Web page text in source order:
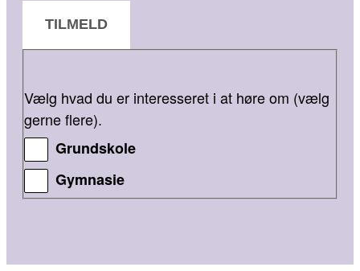
TILMELD
Vælg hvad du er interesseret i at høre om (vælg
gerne flere).
Grundskole
Gymnasie